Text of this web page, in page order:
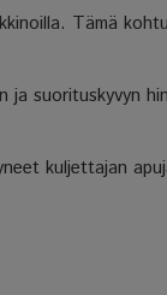
Tämä
suorituskyvyn
kuljettajan